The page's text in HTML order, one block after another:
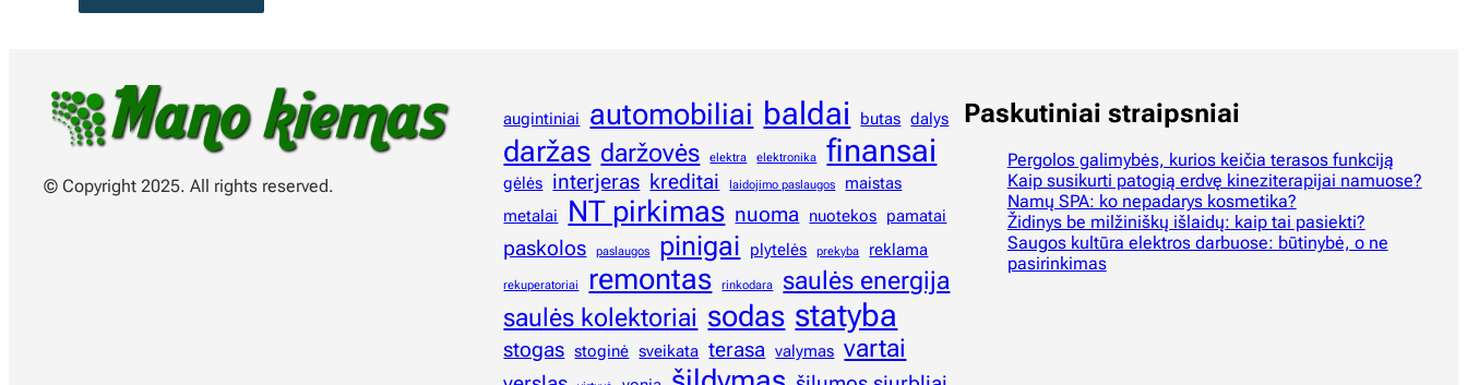
© Copyright 2025. All rights reserved.
augintiniai automobiliai baldai butas dalys
daržas daržovės elektra elektronika finansai
gėlės interjeras kreditai laidojimo paslaugos
maistas
metalai
NT pirkimas nuoma nuotekos pamatai
paskolos paslaugos pinigai plytelės prekyba reklama
rekuperatoriai remontas rinkodara
saulės energija
saulės kolektoriai sodas statyba
stogas stoginė sveikata terasa valymas vartai
Paskutiniai straipsniai
Pergolos galimybės, kurios keičia terasos funkciją
Kaip susikurti patogią erdvę kineziterapijai namuose?
Namų SPA: ko nepadarys kosmetika?
Židinys be milžiniškų išlaidų: kaip tai pasiekti?
Saugos kultūra elektros darbuose: būtinybė, o ne
pasirinkimas